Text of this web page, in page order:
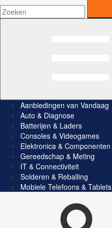
Aanbiedingen van Vandaag
Auto & Diagnose
Batterijen & Laders
Consoles & Videogames
Elektronica & Componenten
Gereedschap & Meting
IT & Connectiviteit
Solderen & Reballing
Mobiele Telefoons & Tablets